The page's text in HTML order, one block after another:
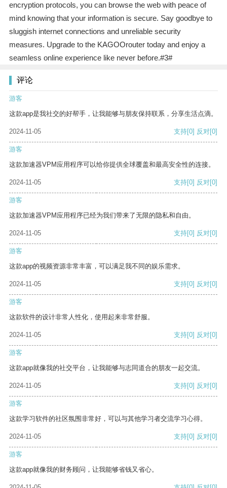
encryption protocols, you can browse the web with peace of
mind knowing that your information is secure. Say goodbye to
sluggish internet connections and unreliable security
measures. Upgrade to the KAGOOrouter today and enjoy a
seamless online experience like never before.#3#
评论
游客
这款app是我社交的好帮手，让我能够与朋友保持联系，分享生活点滴。
2024-11-05 支持[0] 反对[0]
游客
这款加速器VPM应用程序可以给你提供全球覆盖和最高安全性的连接。
2024-11-05 支持[0] 反对[0]
游客
这款加速器VPM应用程序已经为我们带来了无限的隐私和自由。
2024-11-05 支持[0] 反对[0]
游客
这款app的视频资源非常丰富，可以满足我不同的娱乐需求。
2024-11-05 支持[0] 反对[0]
游客
这款软件的设计非常人性化，使用起来非常舒服。
2024-11-05 支持[0] 反对[0]
游客
这款app就像我的社交平台，让我能够与志同道合的朋友一起交流。
2024-11-05 支持[0] 反对[0]
游客
这款学习软件的社区氛围非常好，可以与其他学习者交流学习心得。
2024-11-05 支持[0] 反对[0]
游客
这款app就像我的财务顾问，让我能够省钱又省心。